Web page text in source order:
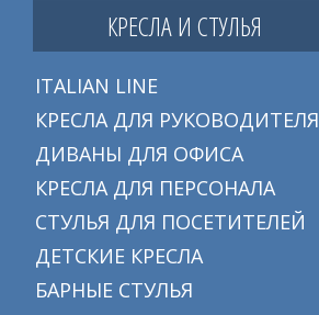
КРЕСЛА И СТУЛЬЯ
ITALIAN LINE
КРЕСЛА ДЛЯ РУКОВОДИТЕЛЯ
ДИВАНЫ ДЛЯ ОФИСА
КРЕСЛА ДЛЯ ПЕРСОНАЛА
СТУЛЬЯ ДЛЯ ПОСЕТИТЕЛЕЙ
ДЕТСКИЕ КРЕСЛА
БАРНЫЕ СТУЛЬЯ